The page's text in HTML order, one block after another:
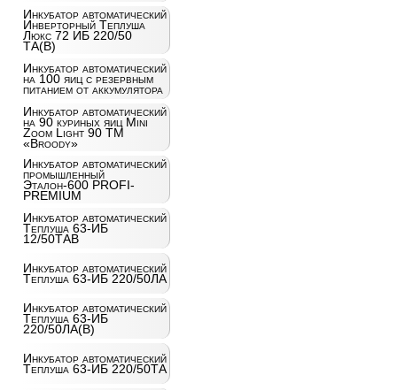
Инкубатор автоматический
Инверторный Теплуша
Люкс 72 ИБ 220/50
ТА(В)
Инкубатор автоматический
на 100 яиц c резервным
питанием от аккумулятора
Инкубатор автоматический
на 90 куриных яиц Mini
Zoom Light 90 ТМ
«Broody»
Инкубатор автоматический
промышленный
Эталон-600 PROFI-
PREMIUM
Инкубатор автоматический
Теплуша 63-ИБ
12/50ТАВ
Инкубатор автоматический
Теплуша 63-ИБ 220/50ЛА
Инкубатор автоматический
Теплуша 63-ИБ
220/50ЛА(В)
Инкубатор автоматический
Теплуша 63-ИБ 220/50ТА